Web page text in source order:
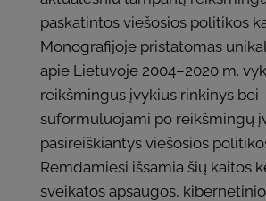
paskatintos viešosios politikos
Monografijoje pristatomas
apie Lietuvoje 2004–2020 m.
reikšmingus įvykius rinkinys bei
suformuluojami po reikšmingų
pasireiškiantys viešosios
Remdamiesi išsamia šių kaitos
sveikatos apsaugos,